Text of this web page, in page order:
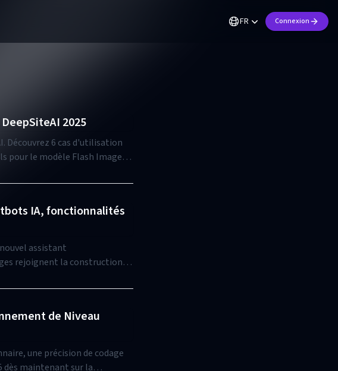
FR Connexion
2025
Découvrez 6 cas d'utilisation
pour le modèle Flash Image
IA, fonctionnalités
assistant
rejoignent la construction
de Niveau
une précision de codage
dès maintenant sur la